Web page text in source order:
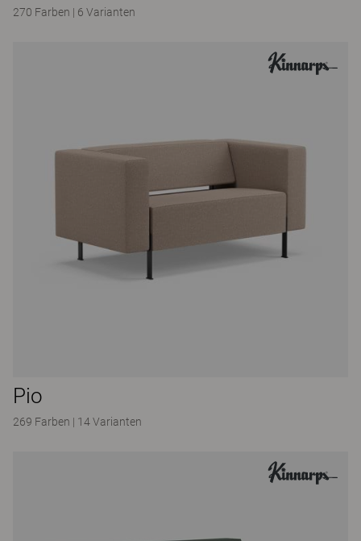
270 Farben | 6 Varianten
Pio
269 Farben | 14 Varianten